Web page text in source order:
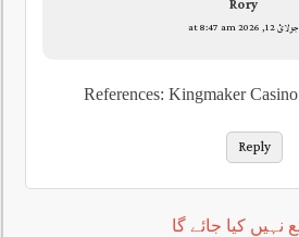
جولائ 12, 2026 at 8:47 am
References: Kingmaker
Reply
نہیں کیا جائے گا